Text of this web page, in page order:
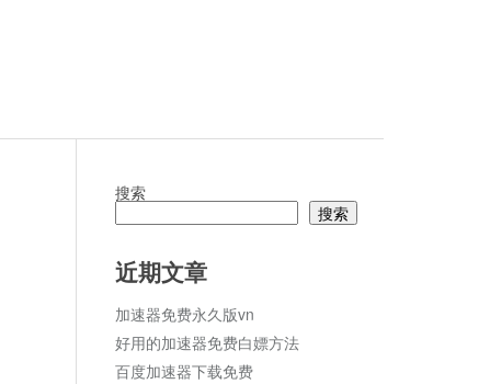
搜索
搜索
近期文章
加速器免费永久版vn
好用的加速器免费白嫖方法
百度加速器下载免费